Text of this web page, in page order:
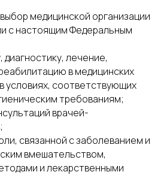
медицинской организации
с настоящим Федеральным
диагностику, лечение,
в медицинских
условиях, соответствующих
требованиям;
врачей-
связанной с заболеванием и
вмешательством,
и лекарственными